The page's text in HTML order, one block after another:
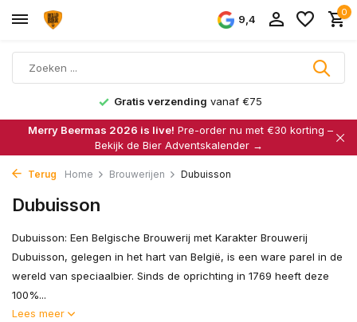
9,4
0
Gratis verzending vanaf €75
Merry Beermas 2026 is live! Pre-order nu met €30 korting –
Bekijk de Bier Adventskalender →
Terug Home Brouwerijen Dubuisson
Dubuisson
Dubuisson: Een Belgische Brouwerij met Karakter Brouwerij
Dubuisson, gelegen in het hart van België, is een ware parel in de
wereld van speciaalbier. Sinds de oprichting in 1769 heeft deze
100%...
Lees meer